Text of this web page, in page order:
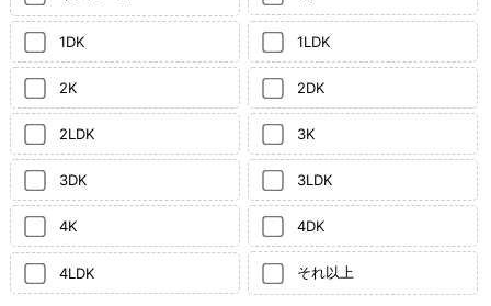
1DK 1LDK
2K 2DK
2LDK 3K
3DK 3LDK
4K 4DK
4LDK それ以上